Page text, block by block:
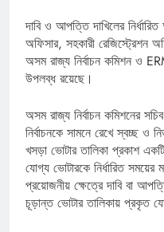
দাবি ও আপত্তি দাখিলের
অফিসার, সহকারী রেজিস্ট্রেশন
অসম রাজ্য নির্বাচন কমিশন ও
উপলব্ধ রয়েছে।
অসম রাজ্য নির্বাচন কমিশনের
নির্বাচনকে সামনে রেখে স্বচ্ছ ও
খসড়া ভোটার তালিকা প্রকাশ
যোগ্য ভোটারকে নির্ধারিত
প্রয়োজনীয় ক্ষেত্রে দাবি বা
চূড়ান্ত ভোটার তালিকায় প্রকৃত